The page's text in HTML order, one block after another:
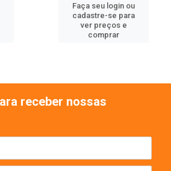
Faça seu login ou
cadastre-se para
ver preços e
comprar
receber nossas